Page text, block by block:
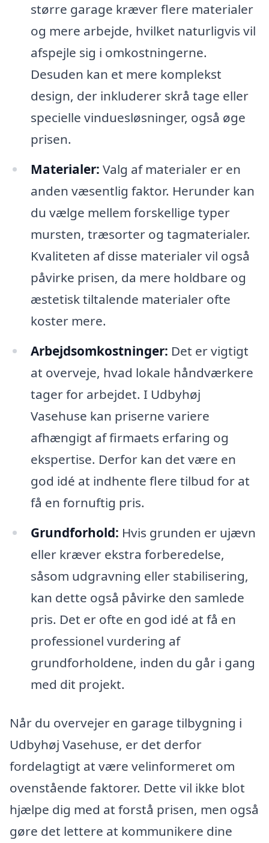
større garage kræver flere materialer
og mere arbejde, hvilket naturligvis vil
afspejle sig i omkostningerne.
Desuden kan et mere komplekst
design, der inkluderer skrå tage eller
specielle vinduesløsninger, også øge
prisen.
Materialer: Valg af materialer er en
anden væsentlig faktor. Herunder kan
du vælge mellem forskellige typer
mursten, træsorter og tagmaterialer.
Kvaliteten af disse materialer vil også
påvirke prisen, da mere holdbare og
æstetisk tiltalende materialer ofte
koster mere.
Arbejdsomkostninger: Det er vigtigt
at overveje, hvad lokale håndværkere
tager for arbejdet. I Udbyhøj
Vasehuse kan priserne variere
afhængigt af firmaets erfaring og
ekspertise. Derfor kan det være en
god idé at indhente flere tilbud for at
få en fornuftig pris.
Grundforhold: Hvis grunden er ujævn
eller kræver ekstra forberedelse,
såsom udgravning eller stabilisering,
kan dette også påvirke den samlede
pris. Det er ofte en god idé at få en
professionel vurdering af
grundforholdene, inden du går i gang
med dit projekt.
Når du overvejer en garage tilbygning i
Udbyhøj Vasehuse, er det derfor
fordelagtigt at være velinformeret om
ovenstående faktorer. Dette vil ikke blot
hjælpe dig med at forstå prisen, men også
gøre det lettere at kommunikere dine